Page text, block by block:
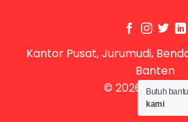
Kantor Pusat, Jurumudi,
Banten
© 2026 UX
Butuh
kami